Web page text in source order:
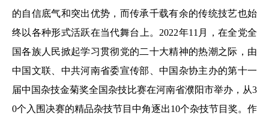
的自信底气和突出优势，而传承千载有余的传统技艺也始
终以各种形式活跃在当代舞台上。2022年11月，在全党全
国各族人民掀起学习贯彻党的二十大精神的热潮之际，由
中国文联、中共河南省委宣传部、中国杂协主办的第十一
届中国杂技金菊奖全国杂技比赛在河南省濮阳市举办，从3
0个入围决赛的精品杂技节目中角逐出10个杂技节目奖。作